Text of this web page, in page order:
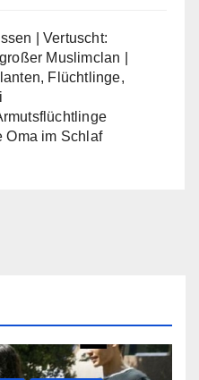
| Vertuscht:
Muslimclan |
Flüchtlinge,
Oma im Schlaf